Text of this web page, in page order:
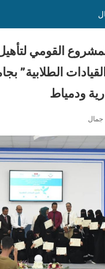
القومي
الطلابية”
ودمياط
جمال